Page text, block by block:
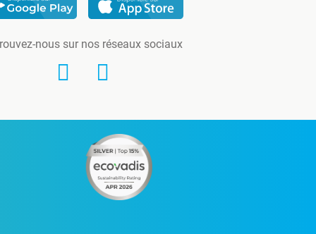
nous sur nos réseaux sociaux